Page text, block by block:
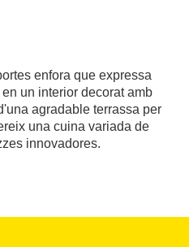
enfora que expressa
un interior decorat amb
agradable terrassa per
una cuina variada de
innovadores.